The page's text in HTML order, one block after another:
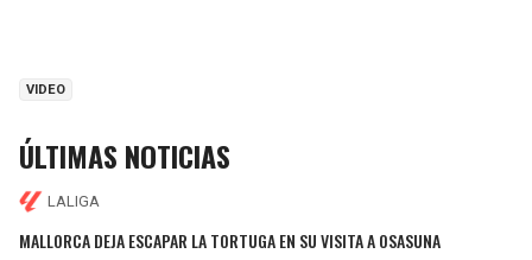
VIDEO
ÚLTIMAS NOTICIAS
LALIGA
MALLORCA DEJA ESCAPAR LA TORTUGA EN SU VISITA A OSASUNA